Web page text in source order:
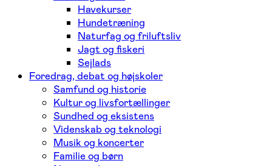
Havekurser
Hundetræning
Naturfag og friluftsliv
Jagt og fiskeri
Sejlads
Foredrag, debat og højskoler
Samfund og historie
Kultur og livsfortællinger
Sundhed og eksistens
Videnskab og teknologi
Musik og koncerter
Familie og børn